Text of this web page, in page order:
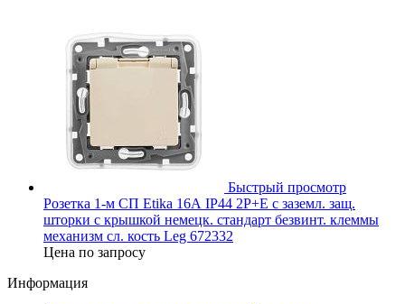
Быстрый просмотр
Розетка 1-м СП Etika 16А IP44 2P+E с заземл. защ.
шторки с крышкой немецк. стандарт безвинт. клеммы
механизм сл. кость Leg 672332
Цена по запросу
Информация